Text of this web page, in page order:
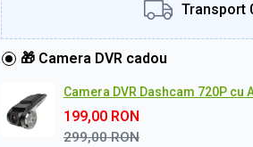
Transport
🎁 Camera DVR cadou
Camera DVR Dashcam 720P cu
199,00 RON
299,00RON